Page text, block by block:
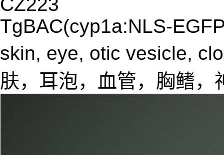
TgBAC(cyp1a:NLS-
skin, eye, otic vesicle,
肤，耳泡，血管，胸鳍，